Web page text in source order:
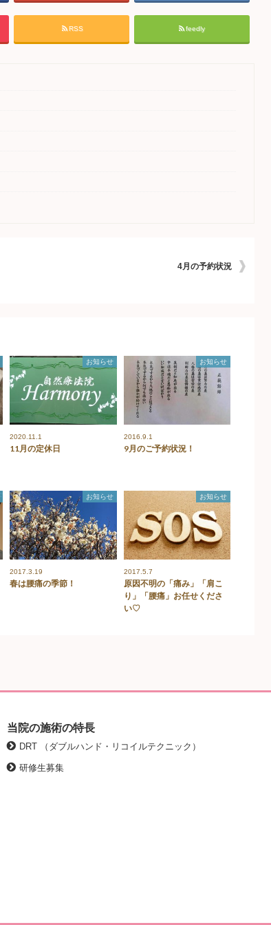
RSS feedly
4月の予約状況
お知らせ
2020.11.1
11月の定休日
お知らせ
2016.9.1
9月のご予約状況！
お知らせ
2017.3.19
春は腰痛の季節！
お知らせ
2017.5.7
原因不明の「痛み」「肩こ
り」「腰痛」お任せくださ
い♡
当院の施術の特長
DRT （ダブルハンド・リコイルテクニック）
研修生募集